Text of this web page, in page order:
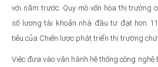
với năm trước. Quy mô vốn hóa thị trường
số lượng tài khoản nhà đầu tư đạt hơn
tiêu của Chiến lược phát triển thị trường
Việc đưa vào vận hành hệ thống công nghệ